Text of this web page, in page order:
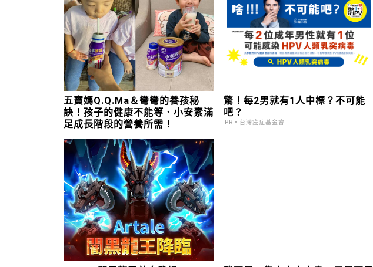
五寶媽Q.Q.Ma＆彎彎的養孩秘
訣！孩子的健康不能等．小安素滿
足成長階段的營養所需！
驚！每2男就有1人中標？不可能
吧？
PR・台灣癌症基金會